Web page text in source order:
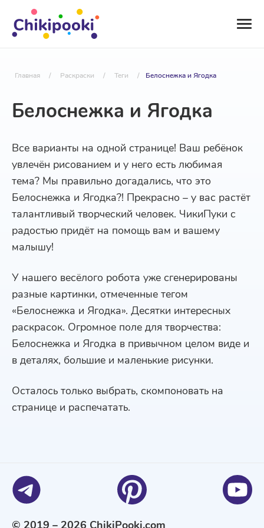
Главная / Раскраски / Теги / Белоснежка и Ягодка
Белоснежка и Ягодка
Все варианты на одной странице! Ваш ребёнок
увлечён рисованием и у него есть любимая
тема? Мы правильно догадались, что это
Белоснежка и Ягодка?! Прекрасно – у вас растёт
талантливый творческий человек. ЧикиПуки с
радостью придёт на помощь вам и вашему
малышу!
У нашего весёлого робота уже сгенерированы
разные картинки, отмеченные тегом
«Белоснежка и Ягодка». Десятки интересных
раскрасок. Огромное поле для творчества:
Белоснежка и Ягодка в привычном целом виде и
в деталях, большие и маленькие рисунки.
Осталось только выбрать, скомпоновать на
странице и распечатать.
© 2019 – 2026 ChikiPooki.com